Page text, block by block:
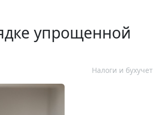
упрощенной
Налоги и бухучет